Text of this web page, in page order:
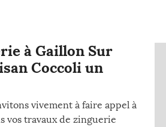
à Gaillon Sur
Coccoli un
vivement à faire appel à
vos travaux de zinguerie